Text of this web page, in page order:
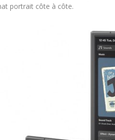
portrait côte à côte.